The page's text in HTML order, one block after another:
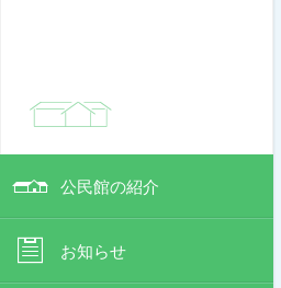
公民館の紹介
お知らせ